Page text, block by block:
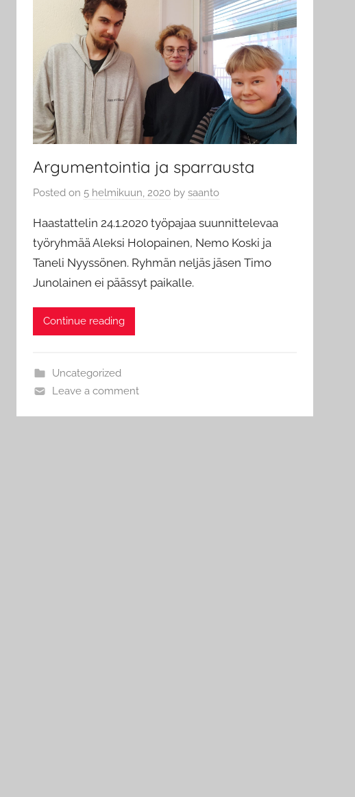
Argumentointia ja sparrausta
Posted on 5 helmikuun, 2020 by saanto
Haastattelin 24.1.2020 työpajaa suunnittelevaa
työryhmää Aleksi Holopainen, Nemo Koski ja
Taneli Nyyssönen. Ryhmän neljäs jäsen Timo
Junolainen ei päässyt paikalle.
Continue reading
Uncategorized
Leave a comment